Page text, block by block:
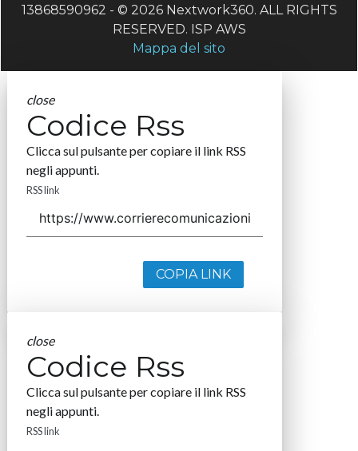
13868590962 - © 2026 Nextwork360. ALL RIGHTS
RESERVED. ISP AWS
Mappa del sito
close
Codice Rss
Clicca sul pulsante per copiare il link RSS
negli appunti.
RSS link
COPIA LINK
close
Codice Rss
Clicca sul pulsante per copiare il link RSS
negli appunti.
RSS link